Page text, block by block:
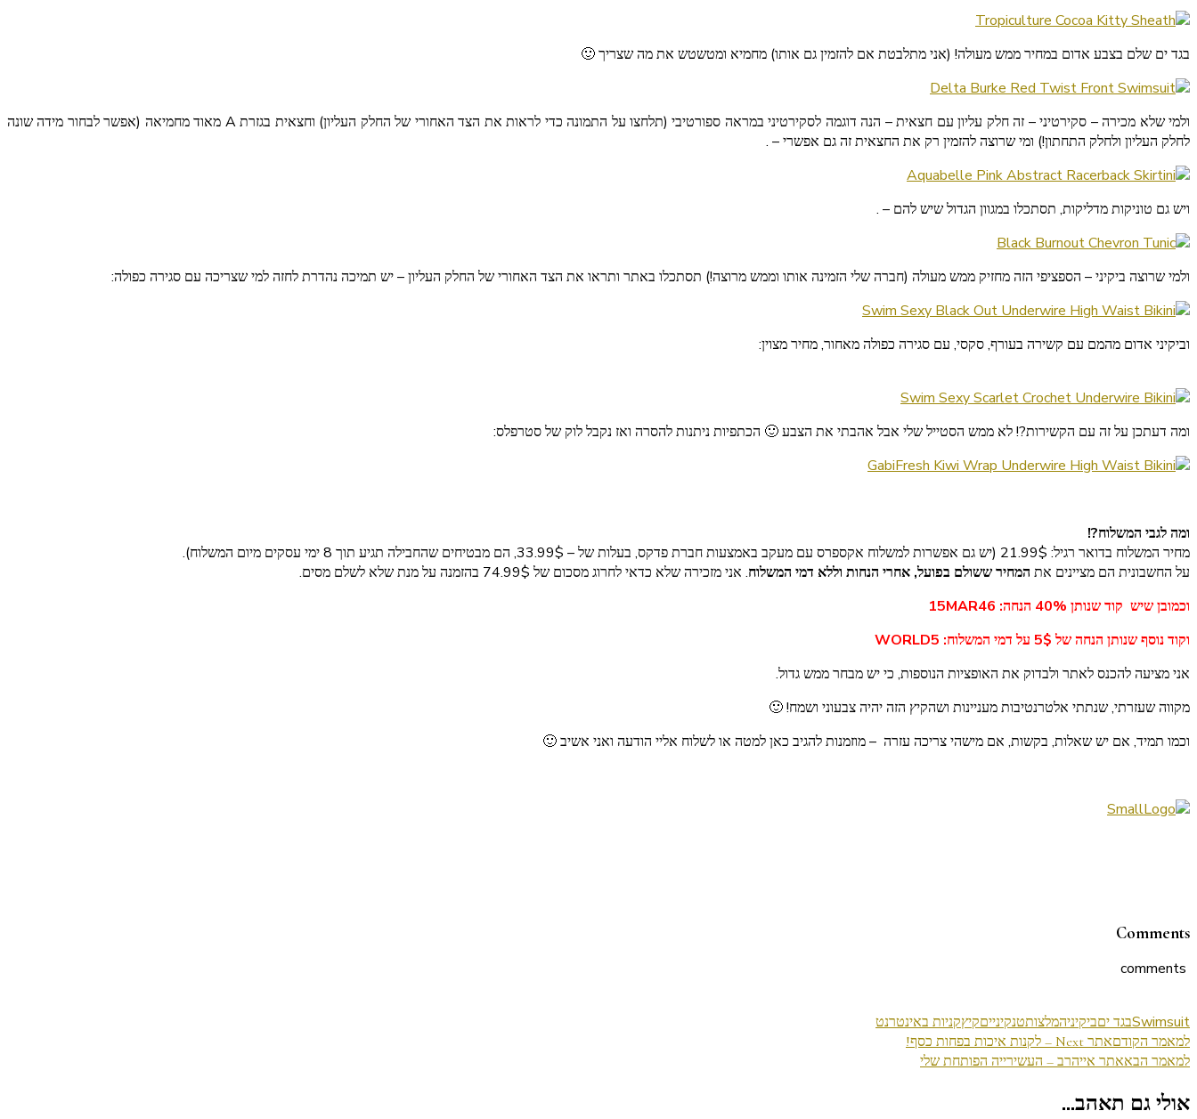
בגד ים שלם בצבע אדום במחיר ממש מעולה! (אני מתלבטת אם להזמין גם אותו) מחמיא ומטשטש את מה שצריך 🙂
ולמי שלא מכירה – סקירטיני – זה חלק עליון עם חצאית – הנה דוגמה לסקירטיני במראה ספורטיבי (תלחצו על התמונה כדי לראות את הצד האחורי של החלק העליון) וחצאית בגזרת A מאוד מחמיאה (אפשר לבחור מידה שונה
לחלק העליון ולחלק התחתון!) ומי שרוצה להזמין רק את החצאית זה גם אפשרי – .
ויש גם טוניקות מדליקות, תסתכלו במגוון הגדול שיש להם – .
ולמי שרוצה ביקיני – הספציפי הזה מחזיק ממש מעולה (חברה שלי הזמינה אותו וממש מרוצה!) תסתכלו באתר ותראו את הצד האחורי של החלק העליון – יש תמיכה נהדרת לחזה למי שצריכה עם סגירה כפולה:
וביקיני אדום מהמם עם קשירה בעורף, סקסי, עם סגירה כפולה מאחור, מחיר מצוין:
ומה דעתכן על זה עם הקשירות?! לא ממש הסטייל שלי אבל אהבתי את הצבע 🙂 הכתפיות ניתנות להסרה ואז נקבל לוק של סטרפלס:
ומה לגבי המשלוח?!
מחיר המשלוח בדואר רגיל: 21.99$ (יש גם אפשרות למשלוח אקספרס עם מעקב באמצעות חברת פדקס, בעלות של – 33.99$, הם מבטיחים שהחבילה תגיע תוך 8 ימי עסקים מיום המשלוח).
על החשבונית הם מציינים את המחיר ששולם בפועל, אחרי הנחות וללא דמי המשלוח. אני מזכירה שלא כדאי לחרוג מסכום של 74.99$ בהזמנה על מנת שלא לשלם מסים.
וכמובן שיש קוד שנותן 40% הנחה: 15MAR46
וקוד נוסף שנותן הנחה של 5$ על דמי המשלוח: WORLD5
אני מציעה להכנס לאתר ולבדוק את האופציות הנוספות, כי יש מבחר ממש גדול.
מקווה שעזרתי, שנתתי אלטרנטיבות מעניינות ושהקיץ הזה יהיה צבעוני ושמח! 🙂
וכמו תמיד, אם יש שאלות, בקשות, אם מישהי צריכה עזרה – מוזמנות להגיב כאן למטה או לשלוח אליי הודעה ואני אשיב 🙂
Comments
Swimsuitבגד יםביקיניהמלצותטנקינייםקיץקניות באינטרנט
ניווט
בפוסטים
למאמר הקודםאתר Next – לקנות איכות בפחות כסף!
למאמר הבאאתר אייהרב – העשירייה הפותחת שלי
אולי גם תאהב...